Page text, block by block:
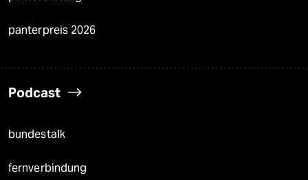
panterpreis 2026
Podcast
bundestalk
fernverbindung